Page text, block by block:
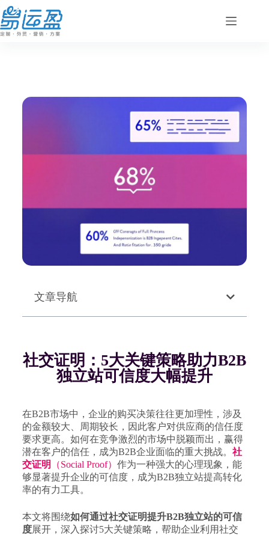
文章导航
社交证明：5大关键策略助力B2B
独立站可信度大幅提升
在B2B市场中，企业的购买决策往往更加理性，涉及
的金额较大、周期较长，因此客户对供应商的信任度
要求更高。如何在竞争激烈的市场中脱颖而出，赢得
潜在客户的信任，成为B2B企业面临的重大挑战。 社
交证明
（Social Proof） 作为一种强大的心理现象，能
够显著提升企业的可信度，成为B2B独立站提高转化
率的有力工具。
本文将围绕如何通过社交证明提升B2B独立站的可信
度展开，深入探讨5大关键策略，帮助企业利用社交